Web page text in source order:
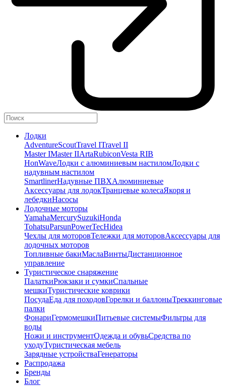
Лодки
AdventureScoutTravel ITravel II
Master IMaster IIArtaRubiconVesta RIB
HonWaveЛодки с алюминиевым настиломЛодки с
надувным настилом
SmartlinerНадувные ПВХАлюминиевые
Аксессуары для лодокТранцевые колесаЯкоря и
лебедкиНасосы
Лодочные моторы
YamahaMercurySuzukiHonda
TohatsuParsunPowerTecHidea
Чехлы для моторовТележки для моторовАксессуары для
лодочных моторов
Топливные бакиМаслаВинтыДистанционное
управление
Туристическое снаряжение
ПалаткиРюкзаки и сумкиСпальные
мешкиТуристические коврики
ПосудаЕда для походовГорелки и баллоныТреккинговые
палки
ФонариГермомешкиПитьевые системыФильтры для
воды
Ножи и инструментОдежда и обувьСредства по
уходуТуристическая мебель
Зарядные устройстваГенераторы
Распродажа
Бренды
Блог